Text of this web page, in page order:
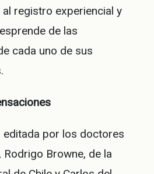
registro experiencial y
de las
cada uno de sus
editada por los doctores
Rodrigo Browne, de la